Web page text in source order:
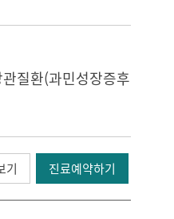
질환(과민성장증후
기 진료예약하기